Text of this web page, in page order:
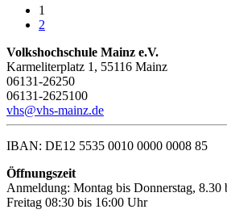
1
2
Volkshochschule Mainz e.V.
Karmeliterplatz 1, 55116 Mainz
06131-26250
06131-2625100
vhs@vhs-mainz.de
IBAN: DE12 5535 0010 0000 0008 85
Öffnungszeit
Anmeldung: Montag bis Donnerstag, 8.30
Freitag 08:30 bis 16:00 Uhr